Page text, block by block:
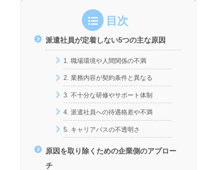
目次
派遣社員が定着しない5つの主な原因
1. 職場環境や人間関係の不満
2. 業務内容が契約条件と異なる
3. 不十分な研修やサポート体制
4. 派遣社員への待遇格差や不満
5. キャリアパスの不透明さ
原因を取り除くための企業側のアプロー
チ